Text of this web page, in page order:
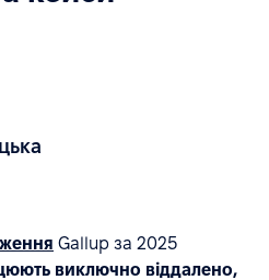
Gallup за 2025
виключно віддалено,